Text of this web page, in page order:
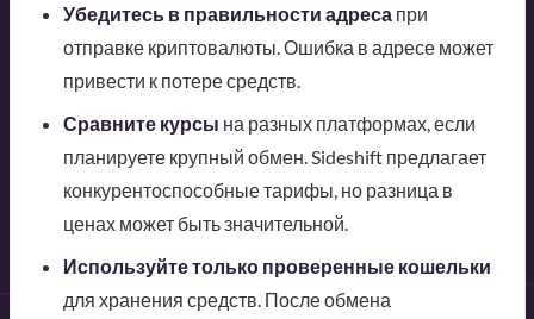
Убедитесь в правильности адресапри
отправке криптовалюты. Ошибка в адресе может
привести к потере средств.
Сравните курсы на разных платформах, если
планируете крупный обмен. Sideshift предлагает
конкурентоспособные тарифы, но разница в
ценах может быть значительной.
Используйте только проверенные кошельки
для хранения средств. После обмена